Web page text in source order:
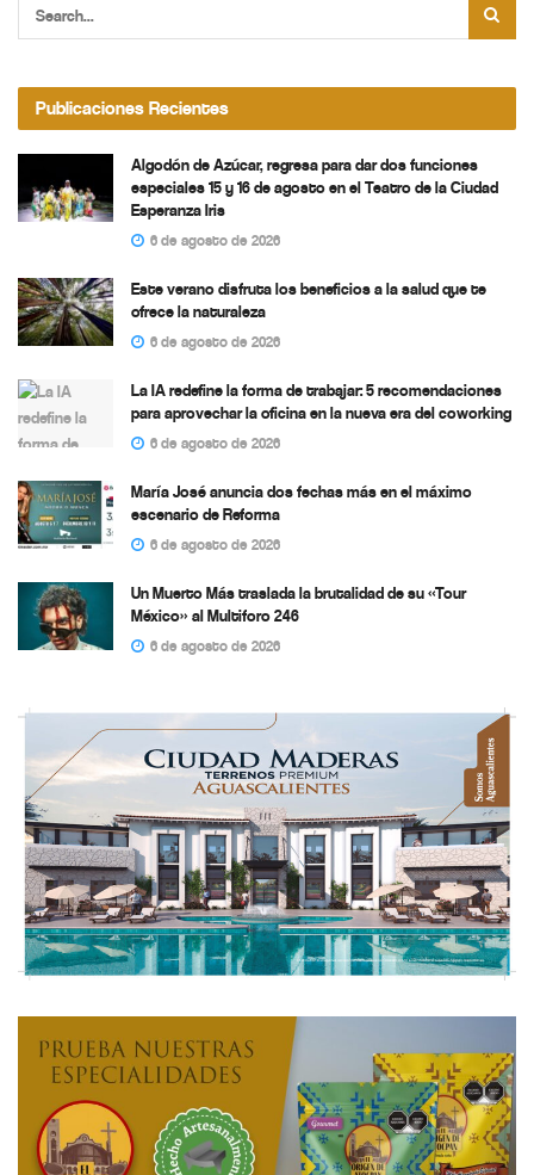
Publicaciones Recientes
Algodón de Azúcar, regresa para dar dos funciones
especiales 15 y 16 de agosto en el Teatro de la Ciudad
Esperanza Iris
6 de agosto de 2026
Este verano disfruta los beneficios a la salud que te
ofrece la naturaleza
6 de agosto de 2026
La IA redefine la forma de trabajar: 5 recomendaciones
para aprovechar la oficina en la nueva era del coworking
6 de agosto de 2026
María José anuncia dos fechas más en el máximo
escenario de Reforma
6 de agosto de 2026
Un Muerto Más traslada la brutalidad de su «Tour
México» al Multiforo 246
6 de agosto de 2026